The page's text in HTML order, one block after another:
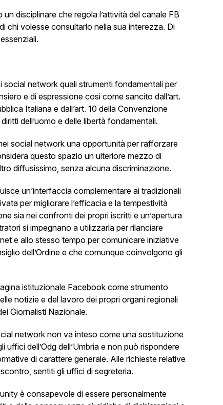
disciplinare che regola l’attività del canale FB
chi volesse consultarlo nella sua interezza. Di
i social network quali strumenti fondamentali per
e di espressione così come sancito dall’art.
Italiana e dall’art. 10 della Convenzione
dell’uomo e delle libertà fondamentali.
nei social network una opportunità per rafforzare
questo spazio un ulteriore mezzo di
diffusissimo, senza alcuna discriminazione.
un’interfaccia complementare ai tradizionali
per migliorare l’efficacia e la tempestività
sia nei confronti dei propri iscritti e un’apertura
si impegnano a utilizzarla per rilanciare
e allo stesso tempo per comunicare iniziative
dell’Ordine e che comunque coinvolgono gli
istituzionale Facebook come strumento
notizie e del lavoro dei propri organi regionali
Giornalisti Nazionale.
network non va inteso come una sostituzione
dell’Odg dell’Umbria e non può rispondere
di carattere generale. Alle richieste relative
sentiti gli uffici di segreteria.
è consapevole di essere personalmente